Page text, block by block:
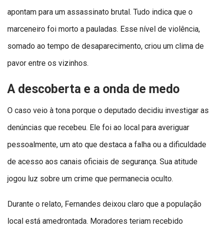
apontam para um assassinato brutal. Tudo indica que o
marceneiro foi morto a pauladas. Esse nível de violência,
somado ao tempo de desaparecimento, criou um clima de
pavor entre os vizinhos.
A descoberta e a onda de medo
O caso veio à tona porque o deputado decidiu investigar as
denúncias que recebeu. Ele foi ao local para averiguar
pessoalmente, um ato que destaca a falha ou a dificuldade
de acesso aos canais oficiais de segurança. Sua atitude
jogou luz sobre um crime que permanecia oculto.
Durante o relato, Fernandes deixou claro que a população
local está amedrontada. Moradores teriam recebido